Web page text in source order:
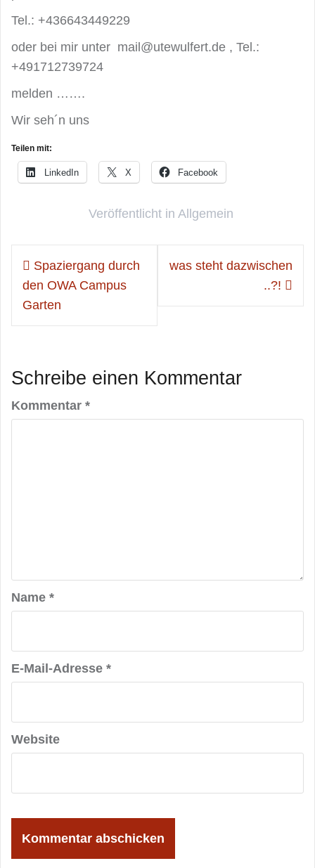
Tel.: +436643449229
oder bei mir unter mail@utewulfert.de , Tel.:
+491712739724
melden …….
Wir seh´n uns
Teilen mit:
LinkedIn X Facebook
Veröffentlicht in Allgemein
Beitragsnavigation
Spaziergang durch
den OWA Campus
Garten
was steht dazwischen
..?!
Schreibe einen Kommentar
Kommentar *
Name *
E-Mail-Adresse *
Website